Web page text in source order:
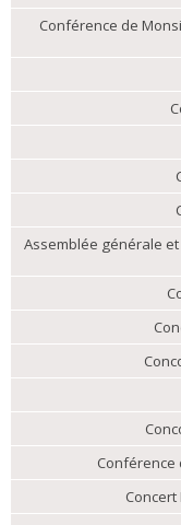
Conférence de
Assemblée générale et
Conférence